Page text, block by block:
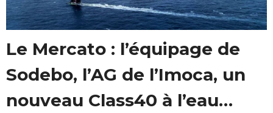
Le Mercato : l’équipage de
Sodebo, l’AG de l’Imoca, un
nouveau Class40 à l’eau…